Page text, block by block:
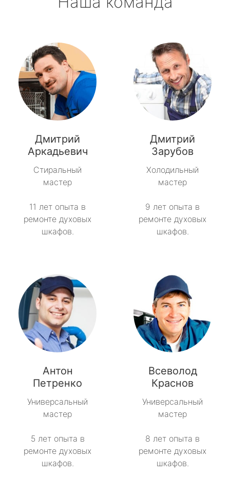
Дмитрий
Аркадьевич
Стиральный
мастер
11 лет опыта в
ремонте духовых
шкафов.
Дмитрий
Зарубов
Холодильный
мастер
9 лет опыта в
ремонте духовых
шкафов.
Антон
Петренко
Универсальный
мастер
5 лет опыта в
ремонте духовых
шкафов.
Всеволод
Краснов
Универсальный
мастер
8 лет опыта в
ремонте духовых
шкафов.